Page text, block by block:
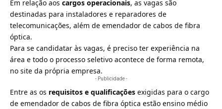
Em relação aos cargos operacionais, as vagas são
destinadas para instaladores e reparadores de
telecomunicações, além de emendador de cabos de fibra
óptica.
Para se candidatar às vagas, é preciso ter experiência na
área e todo o processo seletivo acontece de forma remota,
no site da própria empresa.
- Publicidade -
Entre as os requisitos e qualificações exigidas para o cargo
de emendador de cabos de fibra óptica estão ensino médio